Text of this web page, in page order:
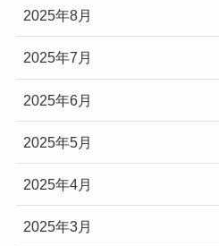
2025年8月
2025年7月
2025年6月
2025年5月
2025年4月
2025年3月